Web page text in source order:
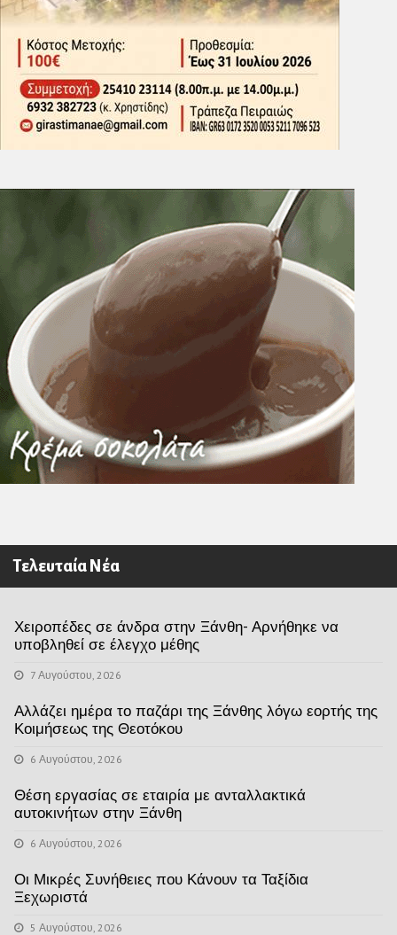
Τελευταία Νέα
Χειροπέδες σε άνδρα στην Ξάνθη- Αρνήθηκε να
υποβληθεί σε έλεγχο μέθης
7 Αυγούστου, 2026
Αλλάζει ημέρα το παζάρι της Ξάνθης λόγω εορτής της
Κοιμήσεως της Θεοτόκου
6 Αυγούστου, 2026
Θέση εργασίας σε εταιρία με ανταλλακτικά
αυτοκινήτων στην Ξάνθη
6 Αυγούστου, 2026
Οι Μικρές Συνήθειες που Κάνουν τα Ταξίδια
Ξεχωριστά
5 Αυγούστου, 2026